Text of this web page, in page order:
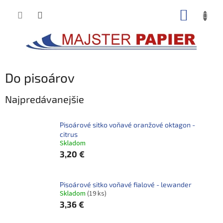
Do pisoárov
Najpredávanejšie
Pisoárové sitko voňavé oranžové oktagon -
citrus
Skladom
3,20 €
Pisoárové sitko voňavé fialové - lewander
Skladom (19 ks)
3,36 €